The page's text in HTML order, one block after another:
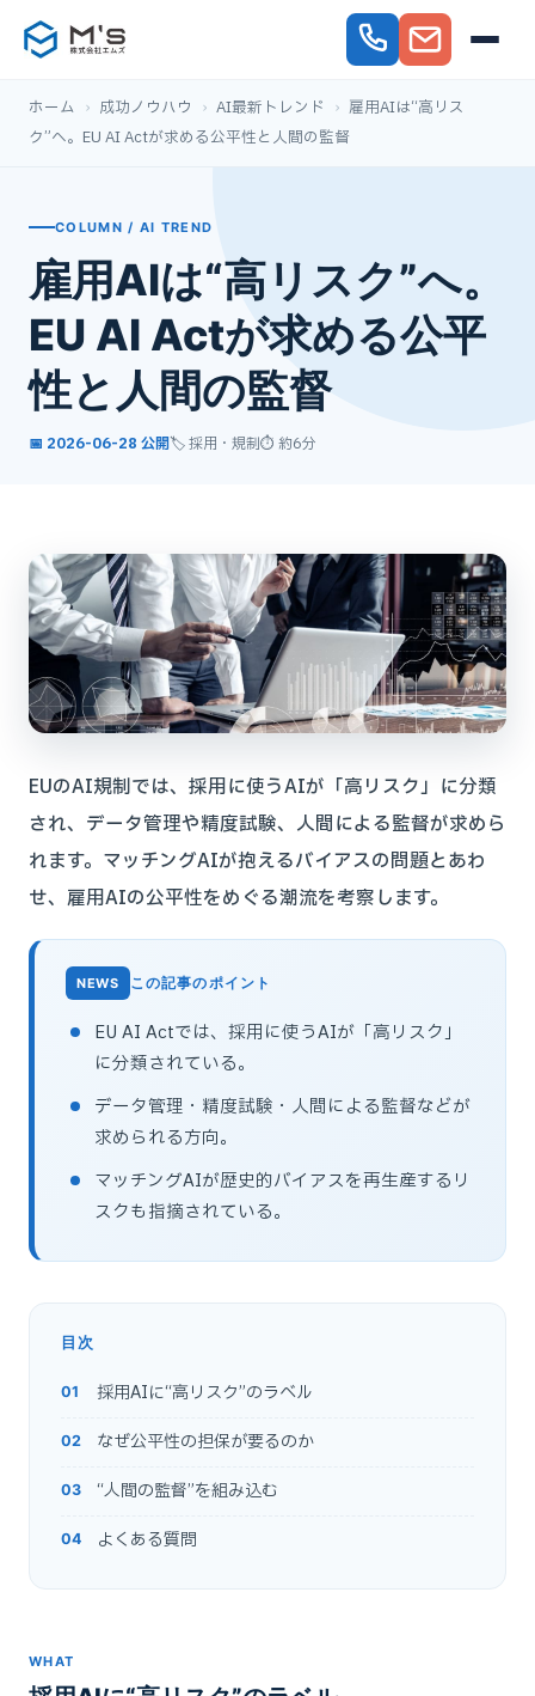
ホーム › 成功ノウハウ › AI最新トレンド › 雇用AIは“高リス
ク”へ。EU AI Actが求める公平性と人間の監督
COLUMN / AI TREND
雇用AIは“高リスク”へ。
EU AI Actが求める公平
性と人間の監督
📅 2026-06-28 公開🏷️ 採用・規制⏱ 約6分
EUのAI規制では、採用に使うAIが「高リスク」に分類
され、データ管理や精度試験、人間による監督が求めら
れます。マッチングAIが抱えるバイアスの問題とあわ
せ、雇用AIの公平性をめぐる潮流を考察します。
この記事のポイント
EU AI Actでは、採用に使うAIが「高リスク」
に分類されている。
データ管理・精度試験・人間による監督などが
求められる方向。
マッチングAIが歴史的バイアスを再生産するリ
スクも指摘されている。
目次
採用AIに“高リスク”のラベル
なぜ公平性の担保が要るのか
“人間の監督”を組み込む
よくある質問
WHAT